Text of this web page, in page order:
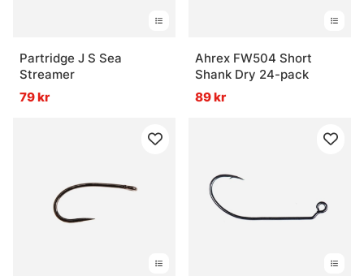
Partridge J S Sea
Streamer
79 kr
Ahrex FW504 Short
Shank Dry 24-pack
89 kr